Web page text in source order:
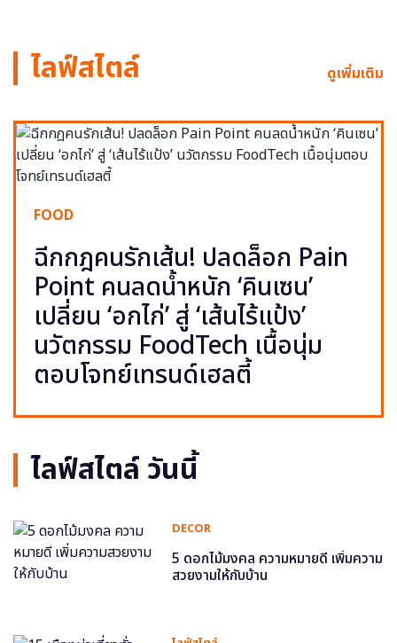
ไลฟ์สไตล์ ดูเพิ่มเติม
FOOD
ฉีกกฎคนรักเส้น! ปลดล็อก Pain
Point คนลดน้ำหนัก ‘คินเซน’
เปลี่ยน ‘อกไก่’ สู่ ‘เส้นไร้แป้ง’
นวัตกรรม FoodTech เนื้อนุ่ม
ตอบโจทย์เทรนด์เฮลตี้
ไลฟ์สไตล์ วันนี้
DECOR
5 ดอกไม้มงคล ความหมายดี เพิ่มความ
สวยงามให้กับบ้าน